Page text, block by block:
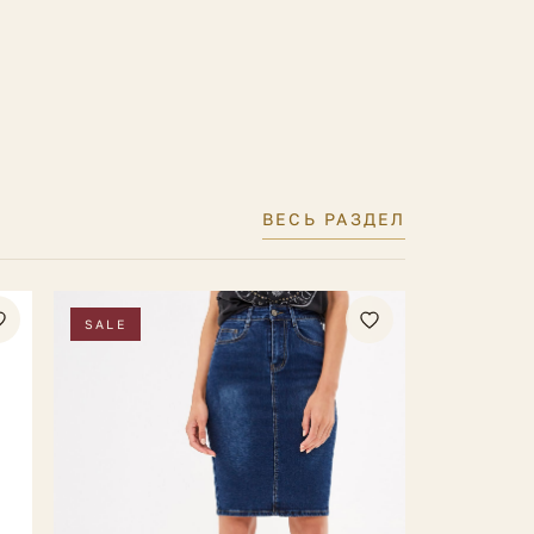
ВЕСЬ РАЗДЕЛ
SALE